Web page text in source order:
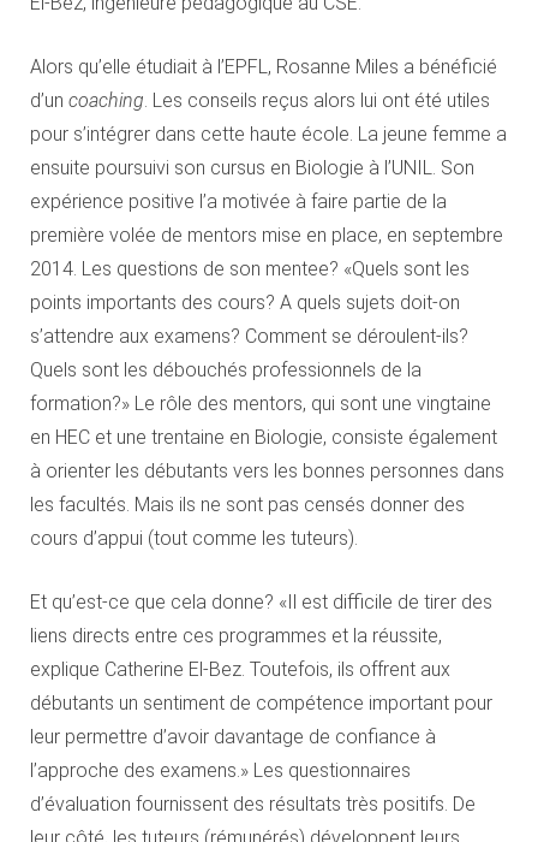
Alors qu’elle étudiait à l’EPFL, Rosanne Miles a bénéficié
d’un coaching. Les conseils reçus alors lui ont été utiles
pour s’intégrer dans cette haute école. La jeune femme a
ensuite poursuivi son cursus en Biologie à l’UNIL. Son
expérience positive l’a motivée à faire partie de la
première volée de mentors mise en place, en septembre
2014. Les questions de son mentee? «Quels sont les
points importants des cours? A quels sujets doit-on
s’attendre aux examens? Comment se déroulent-ils?
Quels sont les débouchés professionnels de la
formation?» Le rôle des mentors, qui sont une vingtaine
en HEC et une trentaine en Biologie, consiste également
à orienter les débutants vers les bonnes personnes dans
les facultés. Mais ils ne sont pas censés donner des
cours d’appui (tout comme les tuteurs).
Et qu’est-ce que cela donne? «Il est difficile de tirer des
liens directs entre ces programmes et la réussite,
explique Catherine El-Bez. Toutefois, ils offrent aux
débutants un sentiment de compétence important pour
leur permettre d’avoir davantage de confiance à
l’approche des examens.» Les questionnaires
d’évaluation fournissent des résultats très positifs. De